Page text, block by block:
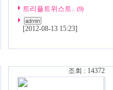
트리플트위스트.. (9)
[2012-08-13 15:23]
조회 : 14372